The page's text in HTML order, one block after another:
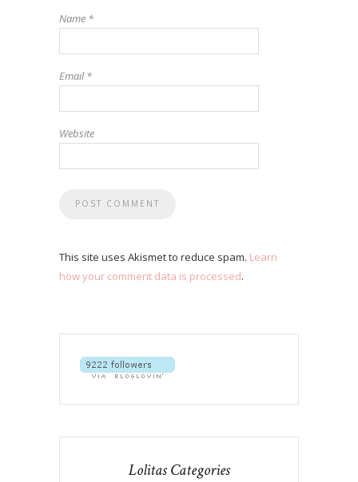
Name *
Email*
Website
This site uses Akismet to reduce spam. Learn
how your comment data is processed.
Lolitas Categories